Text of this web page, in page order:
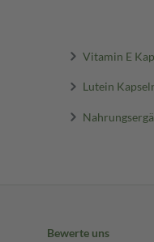
Vitamin E
Lutein
Bewerte uns